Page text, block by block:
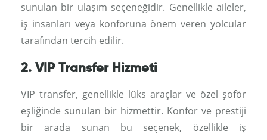
sunulan bir ulaşım seçeneğidir. Genellikle aileler,
iş insanları veya konforuna önem veren yolcular
tarafından tercih edilir.
2. VIP Transfer Hizmeti
VIP transfer, genellikle lüks araçlar ve özel şoför
eşliğinde sunulan bir hizmettir. Konfor ve prestiji
bir arada sunan bu seçenek, özellikle iş